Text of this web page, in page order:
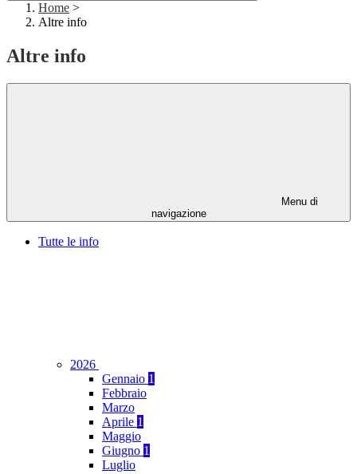
Home >
Altre info
Altre info
Menu di
navigazione
Tutte le info
2026
Gennaio 1
Febbraio
Marzo
Aprile 1
Maggio
Giugno 1
Luglio